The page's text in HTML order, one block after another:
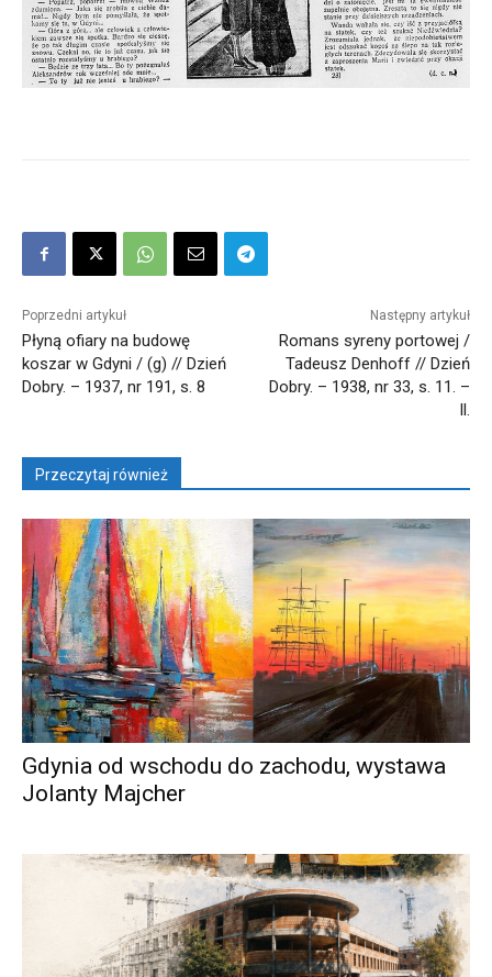
Poprzedni artykuł
Płyną ofiary na budowę
koszar w Gdyni / (g) // Dzień
Dobry. – 1937, nr 191, s. 8
Następny artykuł
Romans syreny portowej /
Tadeusz Denhoff // Dzień
Dobry. – 1938, nr 33, s. 11. –
Il.
Przeczytaj również
Gdynia od wschodu do zachodu, wystawa
Jolanty Majcher